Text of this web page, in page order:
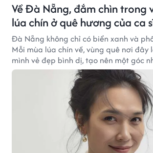
Về Đà Nẵng, đắm chìn trong
lúa chín ở quê hương của ca
Đà Nẵng không chỉ có biển xanh và
Mỗi mùa lúa chín về, vùng quê nơi đây
mình vẻ đẹp bình dị, tạo nên một góc
thành phố biển gắn với tuổi thơ ca sĩ Mỹ